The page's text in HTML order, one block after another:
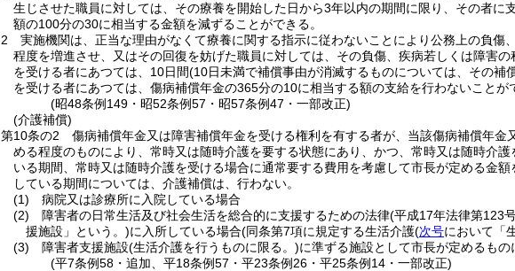
生じさせた職員に対しては、その療養を開始した日から3年以内の期間に限り、その者
額の100分の30に相当する金額を減ずることができる。
2
実施機関は、正当な理由がなくて療養に関する指示に従わないことにより公務上の負
程度を増進させ、又はその回復を妨げた職員に対しては、その負傷、疾病若しくは障害
を受ける者にあつては、10日間(10日未満で補償事由が消滅するものについては、その補
を受ける者にあつては、傷病補償年金の365分の10に相当する額の支給を行わないことが
(昭48条例149・昭52条例57・昭57条例47・一部改正)
(介護補償)
第10条の2
傷病補償年金又は障害補償年金を受ける権利を有する者が、当該傷病補償年
める程度のものにより、常時又は随時介護を要する状態にあり、かつ、常時又は随時介
いる期間、常時又は随時介護を受ける場合に通常要する費用を考慮して市長が定める金額
している期間については、介護補償は、行わない。
(1)
病院又は診療所に入院している場合
(2)
障害者の日常生活及び社会生活を総合的に支援するための法律(平成17年法律第123
援施設」という。)に入所している場合(同条第7項に規定する生活介護(次号において「
(3)
障害者支援施設(生活介護を行うものに限る。)に準ずる施設として市長が定めるも
(平7条例58・追加、平18条例57・平23条例26・平25条例14・一部改正)